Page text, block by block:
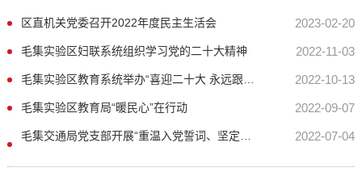
区直机关党委召开2022年度民主生活会 2023-02-20
毛集实验区妇联系统组织学习党的二十大精神 2022-11-03
毛集实验区教育系统举办“喜迎二十大 永远跟党走 奋进新征程”演讲比赛 2022-10-13
毛集实验区教育局“暖民心”在行动 2022-09-07
2022-07-04